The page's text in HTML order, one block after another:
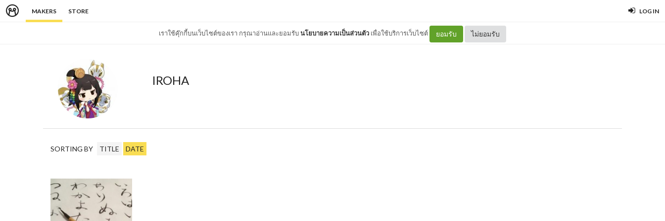
MAKERS STORE LOG IN
เราใช้คุ๊กกี้บนเว็บไซต์ของเรา กรุณาอ่านและยอมรับนโยบายความเป็นส่วนตัว เพื่อใช้บริการเว็บไซต์ ยอมรับ ไม่ยอมรับ
IROHA
SORTING BY TITLE DATE